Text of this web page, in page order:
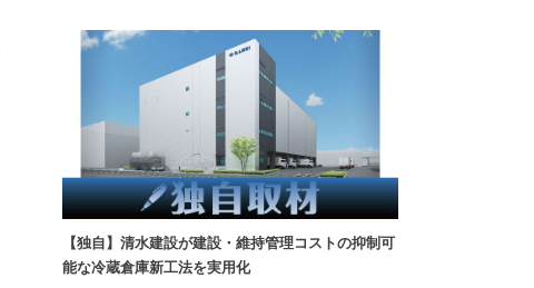
【独自】清水建設が建設・維持管理コストの抑制可
能な冷蔵倉庫新工法を実用化